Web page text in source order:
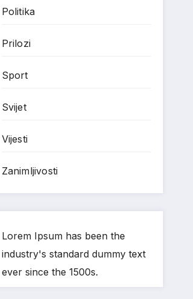
Politika
Prilozi
Sport
Svijet
Vijesti
Zanimljivosti
Lorem Ipsum has been the
industry's standard dummy text
ever since the 1500s.